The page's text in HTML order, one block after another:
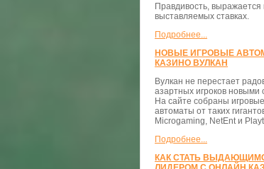
Правдивость, выражается
выставляемых ставках.
Подробнее...
НОВЫЕ ИГРОВЫЕ
КАЗИНО ВУЛКАН
Вулкан не перестает
азартных игроков новыми
На сайте собраны игровые
автоматы от таких
Microgaming, NetEnt и
Подробнее...
КАК СТАТЬ